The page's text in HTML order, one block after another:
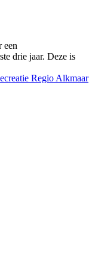
een
drie jaar. Deze is
Regio Alkmaar